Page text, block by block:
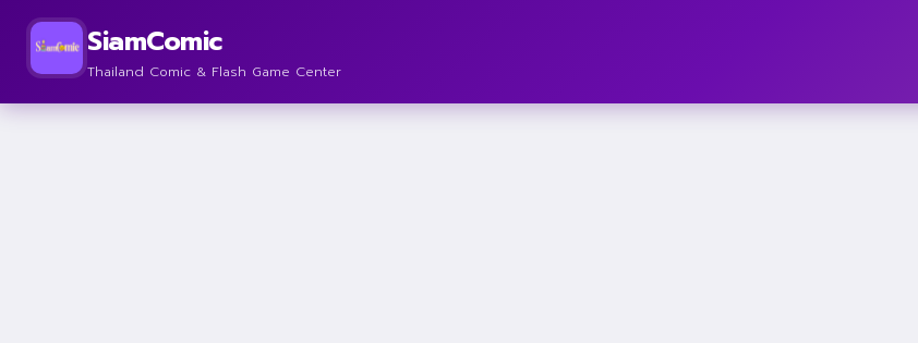
SiamComic
Thailand Comic & Flash Game Center